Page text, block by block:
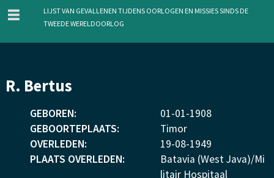
en
inhoud
menu
Lijst van gevallenen tijdens oorlogen en missies sinds de
Tweede Wereldoorlog
R. Bertus
GEBOREN: 01-01-1908
GEBOORTEPLAATS:
Timor
OVERLEDEN:
19-08-1949
PLAATS OVERLEDEN:
Batavia (West Java)/Mi
litair Hospitaal